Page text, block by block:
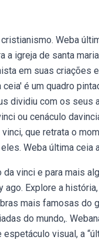
Weba
a igreja de santa
em suas criações
é um quadro
dividiu com os seus
ou cenáculo
que retrata o
Weba última ceia
da vinci e para mais
Explore a
mais famosas do
do mundo,.
visual, a